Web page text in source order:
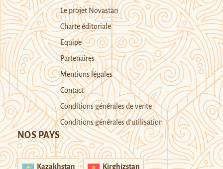
Le projet Novastan
Charte éditoriale
Equipe
Partenaires
Mentions légales
Contact
Conditions générales de vente
Conditions générales d’utilisation
NOS PAYS
Kazakhstan Kirghizstan